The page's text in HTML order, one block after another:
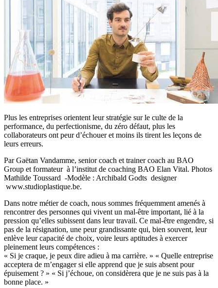
Plus les entreprises orientent leur stratégie sur le culte de la
performance, du perfectionisme, du zéro défaut, plus les
collaborateurs ont peur d’échouer et moins ils tirent les leçons de
leurs erreurs.
Par Gaëtan Vandamme, senior coach et trainer coach au BAO
Group et formateur à l’institut de coaching BAO Elan Vital. Photos
Mathilde Toussard -Modèle : Archibald Godts designer
www.studioplastique.be.
Dans notre métier de coach, nous sommes fréquemment amenés à
rencontrer des personnes qui vivent un mal-être important, lié à la
pression qu’elles subissent dans leur travail. Ce mal-être engendre, si
pas de la résignation, une peur grandissante qui, bien souvent, leur
enlève leur capacité de choix, voire leurs aptitudes à exercer
pleinement leurs compétences :
« Si je craque, je peux dire adieu à ma carrière. » « Quelle entreprise
acceptera de m’engager si elle apprend que je suis absent pour
épuisement ? » « Si j’échoue, on considèrera que je ne suis pas à la
bonne place. »